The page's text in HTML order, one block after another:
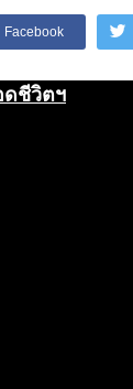
Facebook
ดชีวิตฯ